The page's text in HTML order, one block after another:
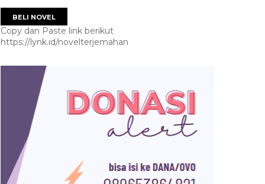
BELI NOVEL
Copy dan Paste link berikut
https://lynk.id/novelterjemahan